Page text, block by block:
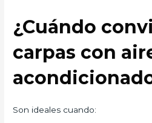
¿Cuándo
carpas con
Son ideales cuando: